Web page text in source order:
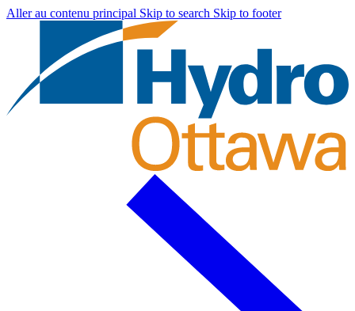
Aller au contenu principal Skip to search Skip to footer